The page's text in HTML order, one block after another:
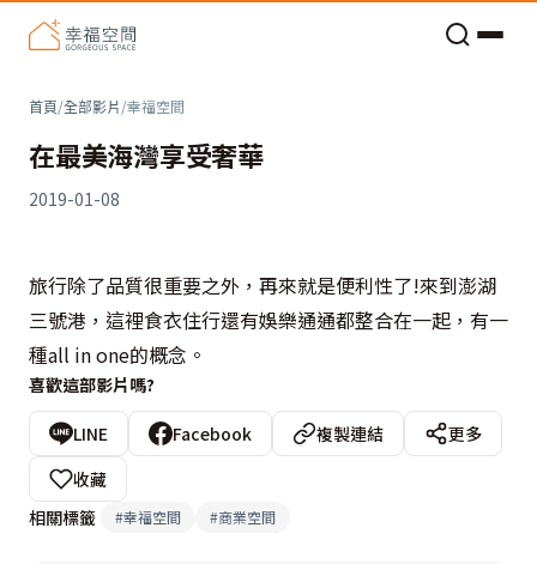
首頁/全部影片/幸福空間
在最美海灣享受奢華
2019-01-08
旅行除了品質很重要之外，再來就是便利性了!來到澎湖
三號港，這裡食衣住行還有娛樂通通都整合在一起，有一
種all in one的概念。
喜歡這部影片嗎?
LINE Facebook 複製連結
更多
收藏
相關標籤
#幸福空間 #商業空間